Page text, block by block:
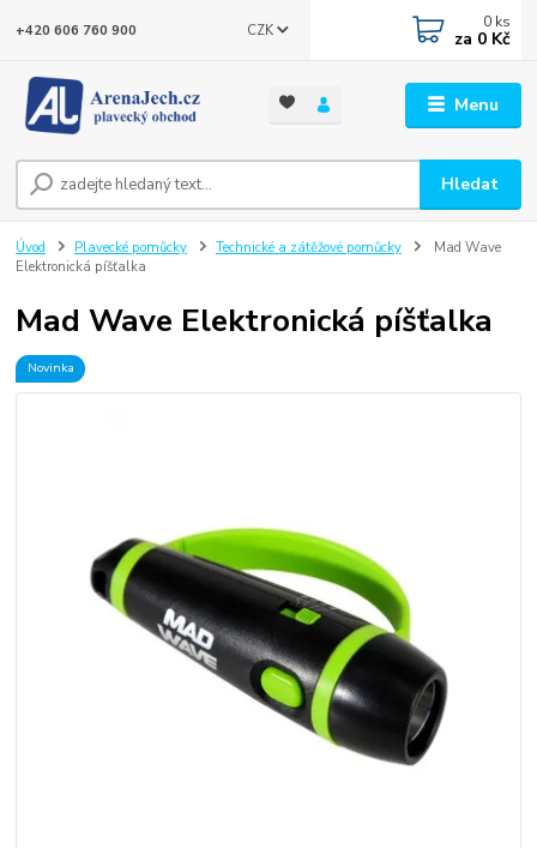
Menu
CZK
Hledat
+420 606 760 900 0 ks
za 0 Kč
Úvod Plavecké pomůcky Technické a zátěžové pomůcky
Mad Wave
Elektronická píšťalka
Mad Wave Elektronická píšťalka
Novinka